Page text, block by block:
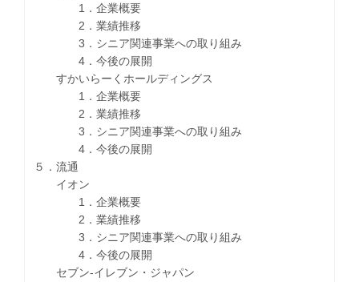
1．企業概要
2．業績推移
3．シニア関連事業への取り組み
4．今後の展開
すかいらーくホールディングス
1．企業概要
2．業績推移
3．シニア関連事業への取り組み
4．今後の展開
５．流通
イオン
1．企業概要
2．業績推移
3．シニア関連事業への取り組み
4．今後の展開
セブン‐イレブン・ジャパン